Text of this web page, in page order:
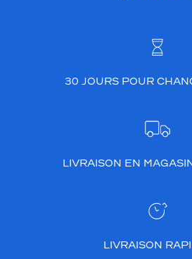
30 JOURS POUR
LIVRAISON EN
LIVRAISON